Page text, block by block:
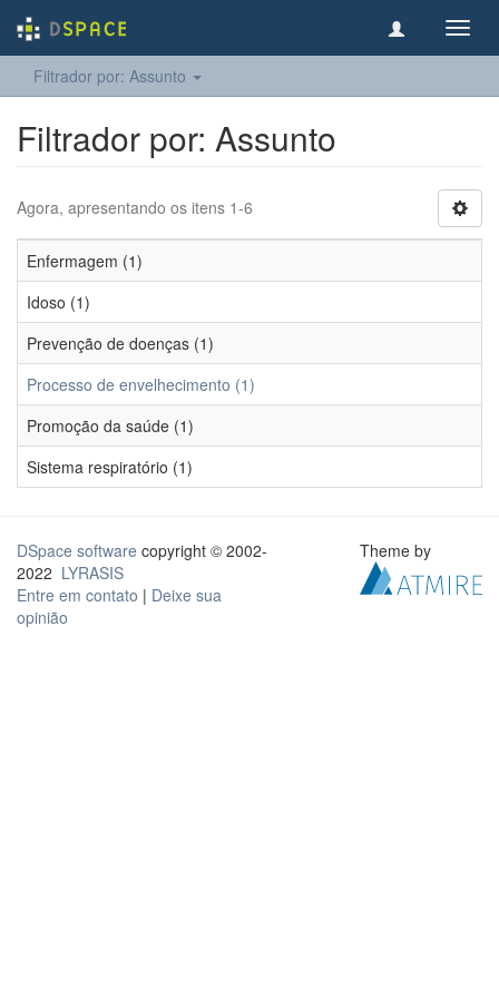
Filtrador por: Assunto
Filtrador por: Assunto
Agora, apresentando os itens 1-6
Enfermagem (1)
Idoso (1)
Prevenção de doenças (1)
Processo de envelhecimento (1)
Promoção da saúde (1)
Sistema respiratório (1)
DSpace software copyright © 2002-
2022 LYRASIS
Entre em contato | Deixe sua
opinião
Theme by